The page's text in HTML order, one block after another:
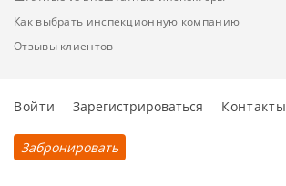
Как выбрать инспекционную компанию
Отзывы клиентов
Войти Зарегистрироваться Контакты
Забронировать